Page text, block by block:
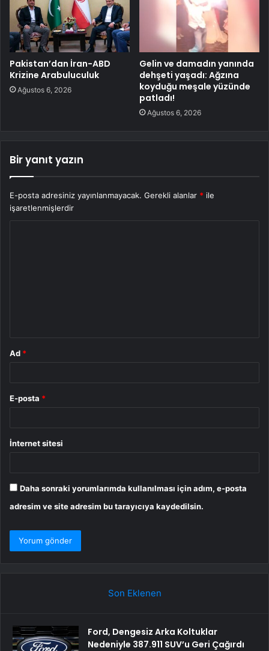
Pakistan’dan İran-ABD
Krizine Arabuluculuk
Ağustos 6, 2026
Gelin ve damadın yanında
dehşeti yaşadı: Ağzına
koyduğu meşale yüzünde
patladı!
Ağustos 6, 2026
Bir yanıt yazın
E-posta adresiniz yayınlanmayacak. Gerekli alanlar * ile
işaretlenmişlerdir
Ad *
E-posta *
İnternet sitesi
Daha sonraki yorumlarımda kullanılması için adım, e-posta
adresim ve site adresim bu tarayıcıya kaydedilsin.
Son Eklenen
Ford, Dengesiz Arka Koltuklar
Nedeniyle 387.911 SUV’u Geri Çağırdı